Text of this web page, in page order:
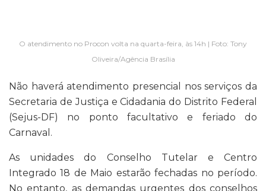
O atendimento no Procon volta na quarta-feira, às 14h | Foto: Tony
Oliveira/Agência Brasília
Não haverá atendimento presencial nos serviços da
Secretaria de Justiça e Cidadania do Distrito Federal
(Sejus-DF) no ponto facultativo e feriado do
Carnaval.
As unidades do Conselho Tutelar e Centro
Integrado 18 de Maio estarão fechadas no período.
No entanto, as demandas urgentes dos conselhos